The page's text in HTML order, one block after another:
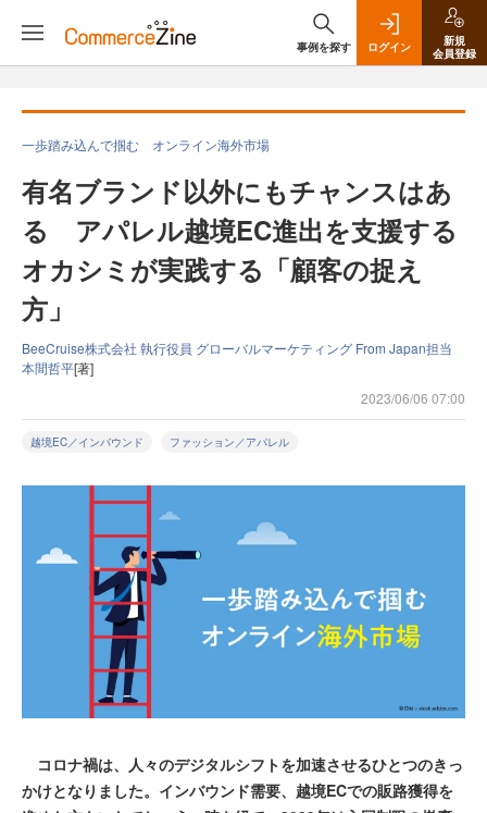
事例を探す ログイン
新規
会員登録
一歩踏み込んで掴む オンライン海外市場
有名ブランド以外にもチャンスはあ
る アパレル越境EC進出を支援する
オカシミが実践する「顧客の捉え
方」
BeeCruise株式会社 執行役員 グローバルマーケティング From Japan担当
本間哲平[著]
2023/06/06 07:00
越境EC／インバウンド ファッション／アパレル
コロナ禍は、人々のデジタルシフトを加速させるひとつのきっ
かけとなりました。インバウンド需要、越境ECでの販路獲得を